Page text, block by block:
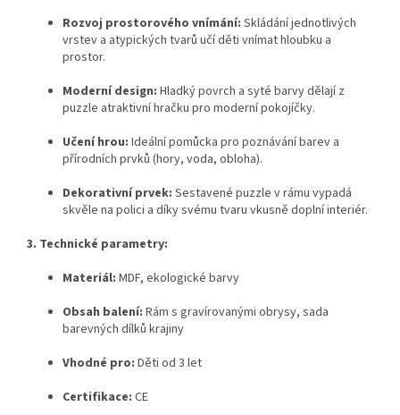
Rozvoj prostorového vnímání: Skládání jednotlivých
vrstev a atypických tvarů učí děti vnímat hloubku a
prostor.
Moderní design: Hladký povrch a syté barvy dělají z
puzzle atraktivní hračku pro moderní pokojíčky.
Učení hrou: Ideální pomůcka pro poznávání barev a
přírodních prvků (hory, voda, obloha).
Dekorativní prvek: Sestavené puzzle v rámu vypadá
skvěle na polici a díky svému tvaru vkusně doplní interiér.
3. Technické parametry:
Materiál: MDF, ekologické barvy
Obsah balení: Rám s gravírovanými obrysy, sada
barevných dílků krajiny
Vhodné pro: Děti od 3 let
Certifikace: CE